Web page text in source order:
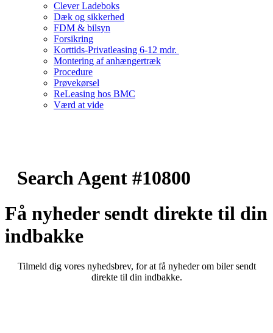
Clever Ladeboks
Dæk og sikkerhed
FDM & bilsyn
Forsikring
Korttids-Privatleasing 6-12 mdr.
Montering af anhængertræk
Procedure
Prøvekørsel
ReLeasing hos BMC
Værd at vide
Search Agent #10800
Få nyheder sendt direkte til din
indbakke
Tilmeld dig vores nyhedsbrev, for at få nyheder om biler sendt
direkte til din indbakke.